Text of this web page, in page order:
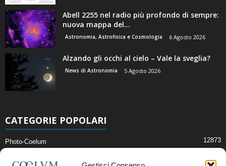
Abell 2255 nel radio più profondo di sempre:
nuova mappa del...
Astronomia, Astrofisica e Cosmologia 6 Agosto 2026
Alzando gli occhi al cielo – Vale la sveglia?
News di Astronomia 5 Agosto 2026
CATEGORIE POPOLARI
Photo-Coelum 12873